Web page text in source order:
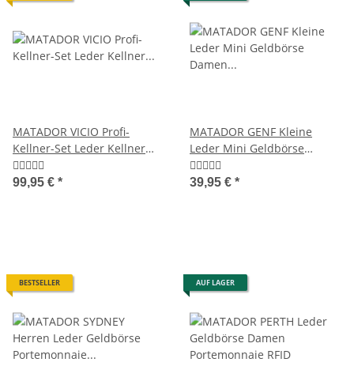
MATADOR VICIO Profi-
Kellner-Set Leder Kellner
Geldbörse mit Kette
99,95 € *
MATADOR GENF Kleine
Leder Mini Geldbörse
Damen Herren TüV RFID
39,95 € *
BESTSELLER AUF LAGER